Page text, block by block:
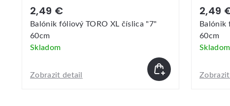
2,49 €
Balónik fóliový TORO XL číslica "7"
60cm
Skladom
Zobrazit detail
2,49
Balónik
60cm
Skladom
Zobrazit